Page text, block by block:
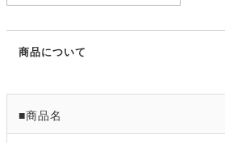
商品について
■商品名